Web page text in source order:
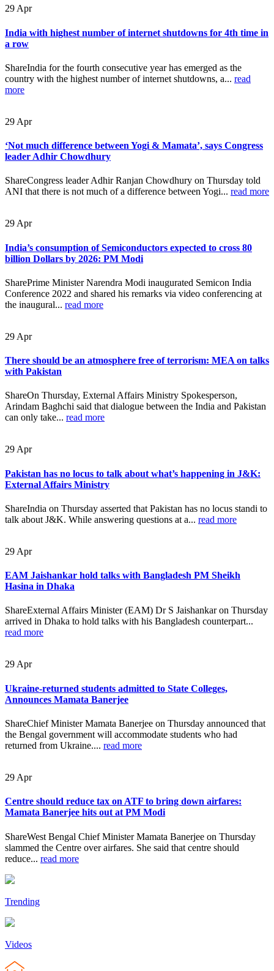
29 Apr
India with highest number of internet shutdowns for 4th time in
a row
ShareIndia for the fourth consecutive year has emerged as the
country with the highest number of internet shutdowns, a... read
more
29 Apr
‘Not much difference between Yogi & Mamata’, says Congress
leader Adhir Chowdhury
ShareCongress leader Adhir Ranjan Chowdhury on Thursday told
ANI that there is not much of a difference between Yogi... read more
29 Apr
India’s consumption of Semiconductors expected to cross 80
billion Dollars by 2026: PM Modi
SharePrime Minister Narendra Modi inaugurated Semicon India
Conference 2022 and shared his remarks via video conferencing at
the inaugural... read more
29 Apr
There should be an atmosphere free of terrorism: MEA on talks
with Pakistan
ShareOn Thursday, External Affairs Ministry Spokesperson,
Arindam Baghchi said that dialogue between the India and Pakistan
can only take... read more
29Apr
Pakistan has no locus to talk about what’s happening in J&K:
External Affairs Ministry
ShareIndia on Thursday asserted that Pakistan has no locus standi to
talk about J&K. While answering questions at a... read more
29 Apr
EAM Jaishankar hold talks with Bangladesh PM Sheikh
Hasina in Dhaka
ShareExternal Affairs Minister (EAM) Dr S Jaishankar on Thursday
arrived in Dhaka to hold talks with his Bangladesh counterpart...
read more
29Apr
Ukraine-returned students admitted to State Colleges,
Announces Mamata Banerjee
ShareChief Minister Mamata Banerjee on Thursday announced that
the Bengal government will accommodate students who had
returned from Ukraine.... read more
29 Apr
Centre should reduce tax on ATF to bring down airfares:
Mamata Banerjee hits out at PM Modi
ShareWest Bengal Chief Minister Mamata Banerjee on Thursday
slammed the Centre over airfares. She said that centre should
reduce... read more
Trending
Videos